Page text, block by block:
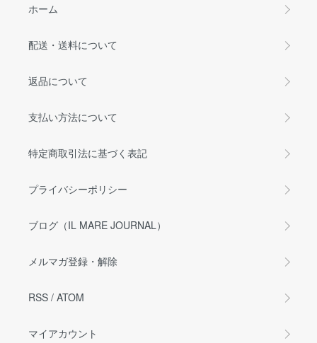
ホーム
配送・送料について
返品について
支払い方法について
特定商取引法に基づく表記
プライバシーポリシー
ブログ（IL MARE JOURNAL）
メルマガ登録・解除
RSS / ATOM
マイアカウント